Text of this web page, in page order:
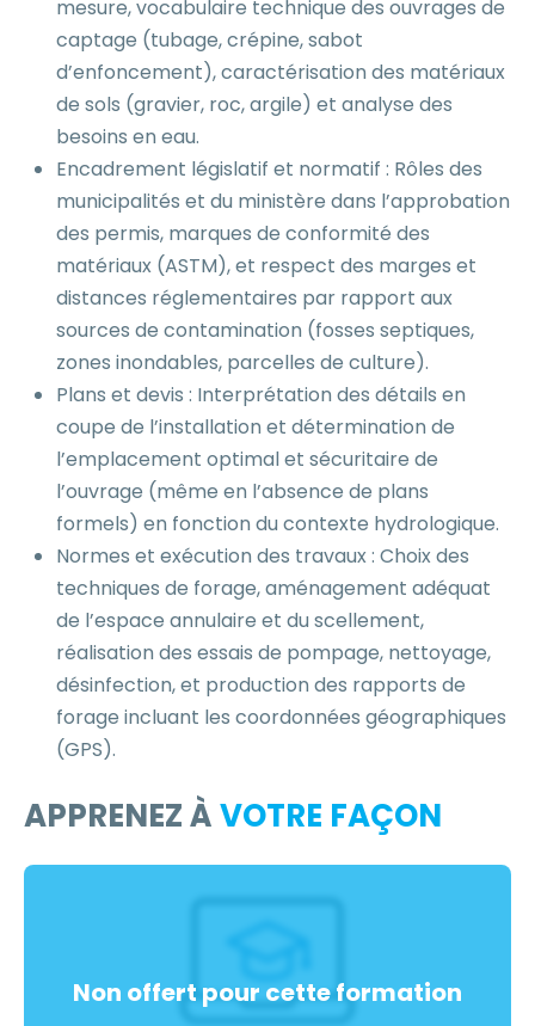
mesure, vocabulaire technique des ouvrages de
captage (tubage, crépine, sabot
d’enfoncement), caractérisation des matériaux
de sols (gravier, roc, argile) et analyse des
besoins en eau.
Encadrement législatif et normatif : Rôles des
municipalités et du ministère dans l’approbation
des permis, marques de conformité des
matériaux (ASTM), et respect des marges et
distances réglementaires par rapport aux
sources de contamination (fosses septiques,
zones inondables, parcelles de culture).
Plans et devis : Interprétation des détails en
coupe de l’installation et détermination de
l’emplacement optimal et sécuritaire de
l’ouvrage (même en l’absence de plans
formels) en fonction du contexte hydrologique.
Normes et exécution des travaux : Choix des
techniques de forage, aménagement adéquat
de l’espace annulaire et du scellement,
réalisation des essais de pompage, nettoyage,
désinfection, et production des rapports de
forage incluant les coordonnées géographiques
(GPS).
APPRENEZ ÀVOTRE FAÇON